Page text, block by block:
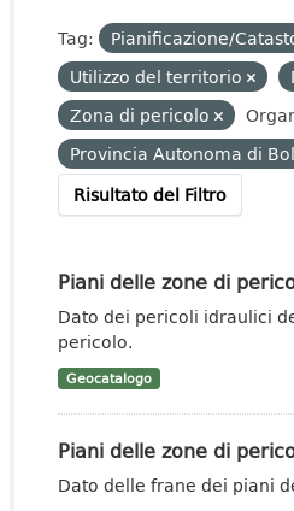
Tag:
Pianificazione/
Utilizzo del territorio
Zona di pericolo
Provincia Autonoma di
Risultato del Filtro
Piani delle zone di
Dato dei pericoli idraulici
pericolo.
Geocatalogo
Piani delle zone di
Dato delle frane dei piani